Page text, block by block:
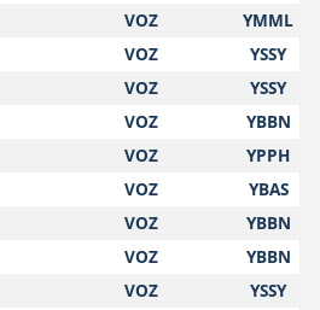
VOZ
YMML
VOZ
YSSY
VOZ
YSSY
VOZ
YBBN
VOZ
YPPH
VOZ
YBAS
VOZ
YBBN
VOZ
YBBN
VOZ
YSSY